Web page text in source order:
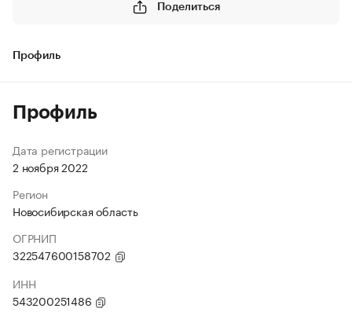
Поделиться
Профиль
Профиль
Дата регистрации
2 ноября 2022
Регион
Новосибирская область
ОГРНИП
322547600158702
ИНН
543200251486